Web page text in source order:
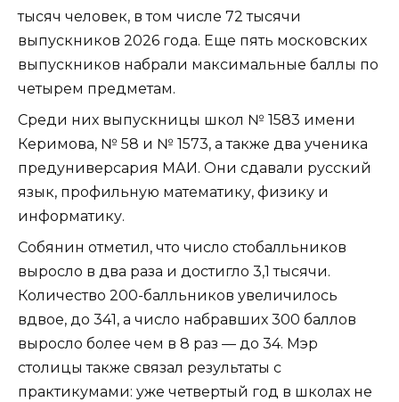
тысяч человек, в том числе 72 тысячи
выпускников 2026 года. Еще пять московских
выпускников набрали максимальные баллы по
четырем предметам.
Среди них выпускницы школ № 1583 имени
Керимова, № 58 и № 1573, а также два ученика
предуниверсария МАИ. Они сдавали русский
язык, профильную математику, физику и
информатику.
Собянин отметил, что число стобалльников
выросло в два раза и достигло 3,1 тысячи.
Количество 200-балльников увеличилось
вдвое, до 341, а число набравших 300 баллов
выросло более чем в 8 раз — до 34. Мэр
столицы также связал результаты с
практикумами: уже четвертый год в школах не